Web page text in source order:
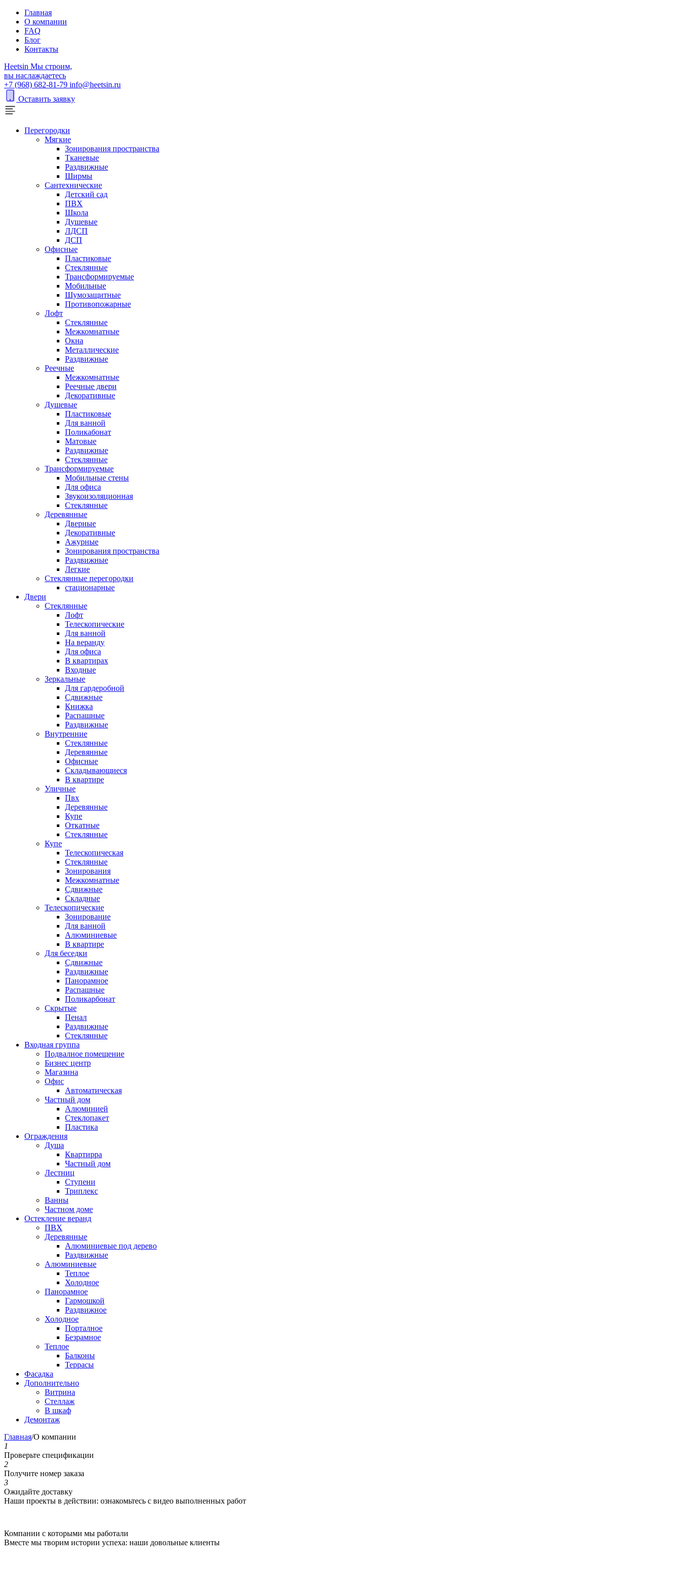
Главная
О компании
FAQ
Блог
Контакты
Heetsin Мы строим,
вы наслаждаетесь
+7 (968) 682-81-79 info@heetsin.ru
Оставить заявку
Перегородки
Мягкие
Зонирования пространства
Тканевые
Раздвижные
Ширмы
Сантехнические
Детский сад
ПВХ
Школа
Душевые
ЛДСП
ДСП
Офисные
Пластиковые
Стеклянные
Трансформируемые
Мобильные
Шумозащитные
Противопожарные
Лофт
Стеклянные
Межкомнатные
Окна
Металлические
Раздвижные
Реечные
Межкомнатные
Реечные двери
Декоративные
Душевые
Пластиковые
Для ванной
Поликабонат
Матовые
Раздвижные
Стеклянные
Трансформируемые
Мобильные стены
Для офиса
Звукоизоляционная
Стеклянные
Деревянные
Дверные
Декоративные
Ажурные
Зонирования пространства
Раздвижные
Легкие
Стеклянные перегородки
стационарные
Двери
Стеклянные
Лофт
Телескопические
Для ванной
На веранду
Для офиса
В квартирах
Входные
Зеркальные
Для гардеробной
Сдвижные
Книжка
Распашные
Раздвижные
Внутренние
Стеклянные
Деревянные
Офисные
Складывающиеся
В квартире
Уличные
Пвх
Деревянные
Купе
Откатные
Стеклянные
Купе
Телескопическая
Стеклянные
Зонирования
Межкомнатные
Сдвижные
Складные
Телескопические
Зонирование
Для ванной
Алюминиевые
В квартире
Для беседки
Сдвижные
Раздвижные
Панорамное
Распашные
Поликарбонат
Скрытые
Пенал
Раздвижные
Стеклянные
Входная группа
Подвалное помещение
Бизнес центр
Магазина
Офис
Автоматическая
Частный дом
Алюминией
Стеклопакет
Пластика
Ограждения
Душа
Квартирра
Частный дом
Лестниц
Ступени
Триплекс
Ванны
Частном доме
Остекление веранд
ПВХ
Деревянные
Алюминиевые под дерево
Раздвижные
Алюминиевые
Теплое
Холодное
Панорамное
Гармошкой
Раздвижное
Холодное
Порталное
Безрамное
Теплое
Балконы
Террасы
Фасадка
Дополнительно
Витрина
Стеллаж
В шкаф
Демонтаж
Главная/О компании
1
Проверьте спецификации
2
Получите номер заказа
3
Ожидайте доставку
Наши проекты в действии: ознакомьтесь с видео выполненных работ
Компании с которыми мы работали
Вместе мы творим истории успеха: наши довольные клиенты